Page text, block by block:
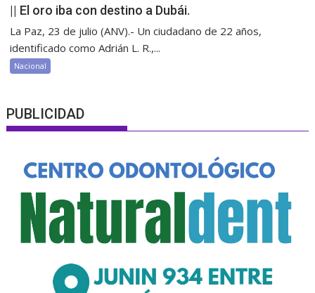
|| El oro iba con destino a Dubái.
La Paz, 23 de julio (ANV).- Un ciudadano de 22 años,
identificado como Adrián L. R.,...
Nacional
PUBLICIDAD